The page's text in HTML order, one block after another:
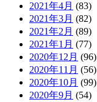
2021年4月 (83)
2021年3月 (82)
2021年2月 (89)
2021年1月 (77)
2020年12月 (96)
2020年11月 (56)
2020年10月 (99)
2020年9月 (54)